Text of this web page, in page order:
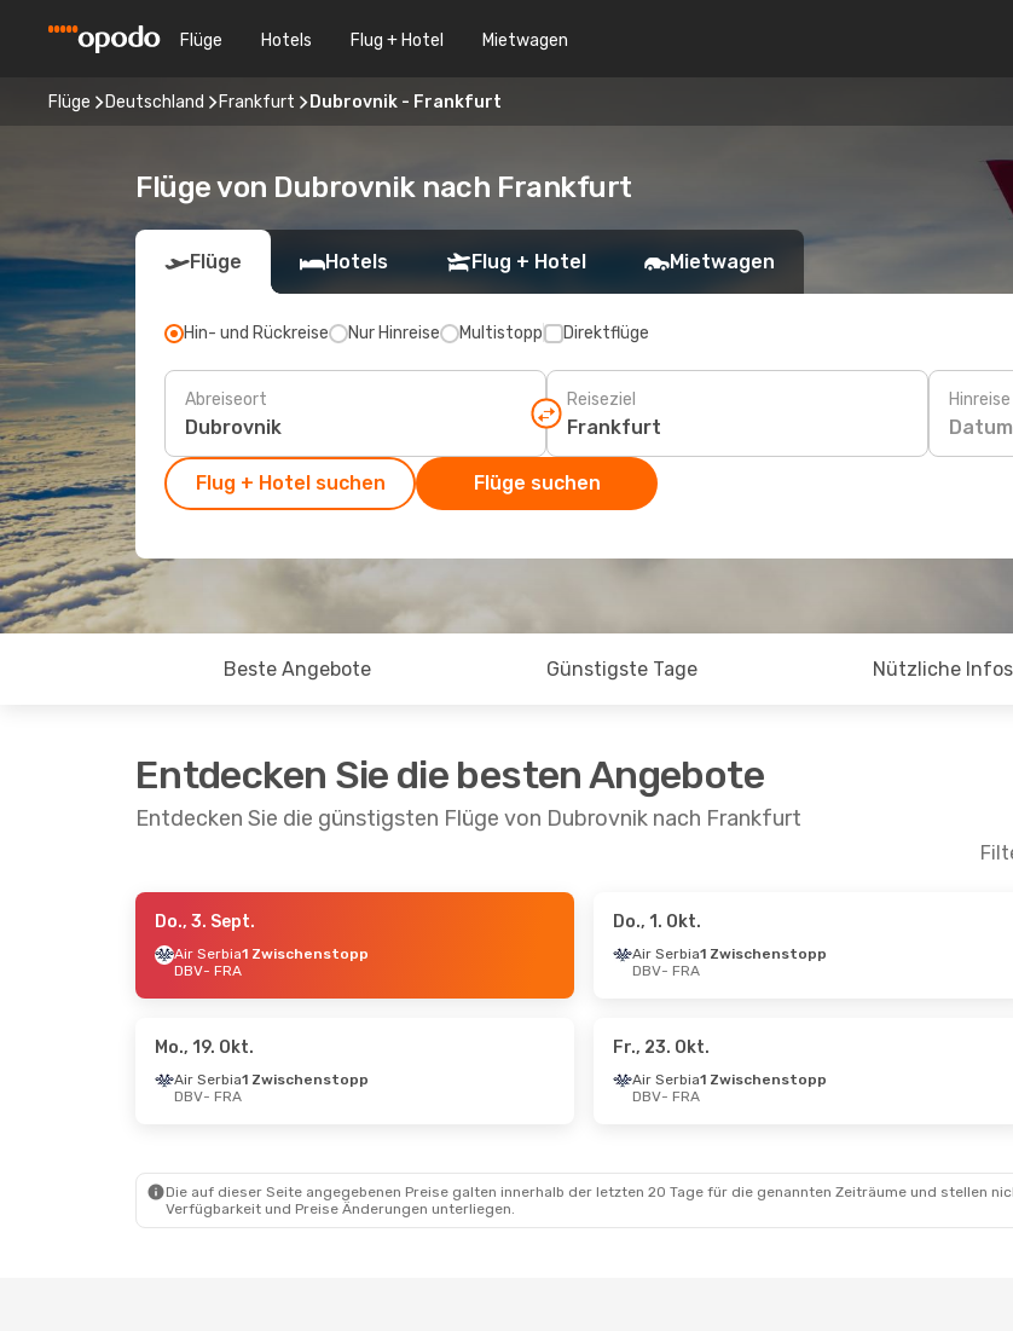
Flüge Hotels Flug + Hotel Mietwagen
Flüge Deutschland Frankfurt Dubrovnik - Frankfurt
Flüge von Dubrovnik nach Frankfurt
Flüge Hotels Flug + Hotel Mietwagen
Hin- und Rückreise Nur Hinreise Multistopp Direktflüge
Abreiseort Reiseziel Hinreise
Datum
Flug + Hotel suchen Flüge suchen
Beste Angebote Günstigste Tage Nützliche Infos
Entdecken Sie die besten Angebote
Entdecken Sie die günstigsten Flüge von Dubrovnik nach Frankfurt
- So., 6. Sept.
Direkt
Direkt
Direkt
DBV
- FRA
Croatia Airlines
1 Zwischenstopp
Do., 3. Sept.
Air Serbia1 Zwischenstopp
DBV- FRA
Do., 1. Okt.
Air Serbia1 Zwischenstopp
DBV- FRA
Mo., 19. Okt.
Air Serbia1 Zwischenstopp
DBV- FRA
Fr., 23. Okt.
Air Serbia1 Zwischenstopp
DBV- FRA
Die auf dieser Seite angegebenen Preise galten innerhalb der letzten 20 Tage für die genannten Zeiträume und stellen
Verfügbarkeit und Preise Änderungen unterliegen.